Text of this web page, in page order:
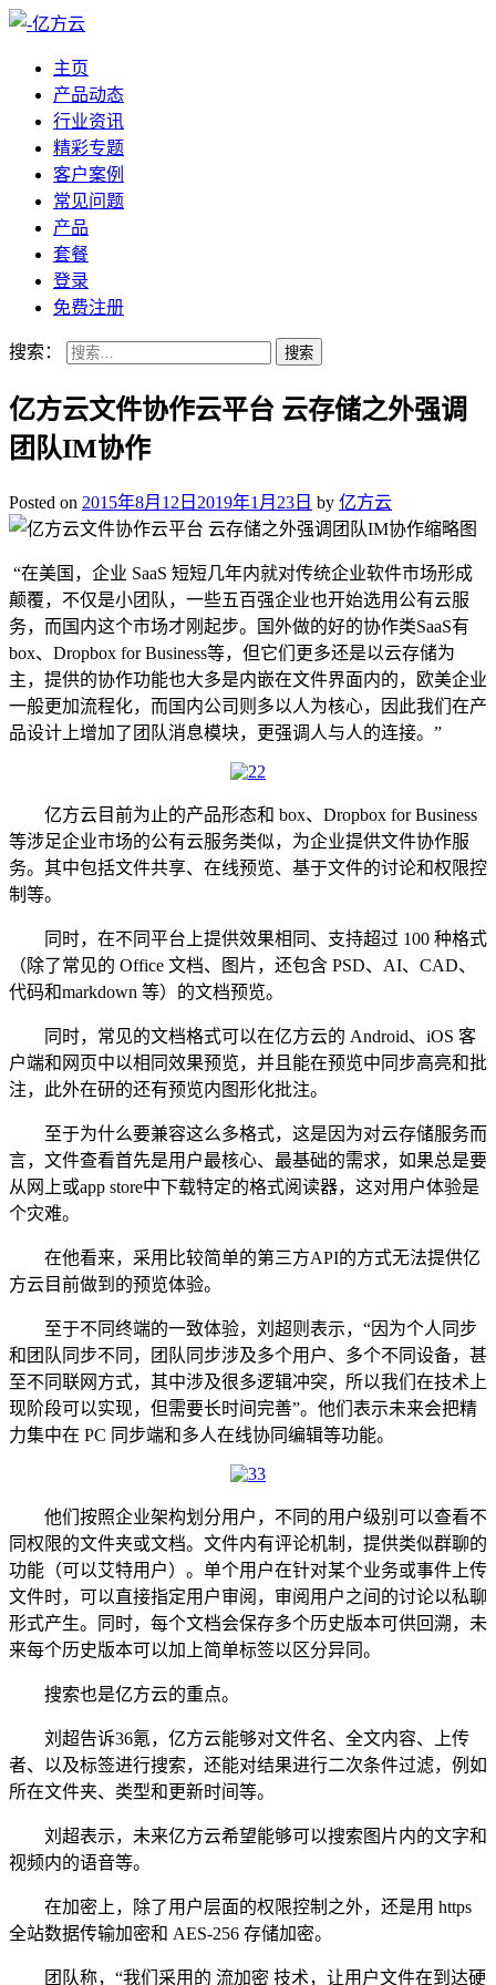
主页
产品动态
行业资讯
精彩专题
客户案例
常见问题
产品
套餐
登录
免费注册
搜索：
亿方云文件协作云平台 云存储之外强调
团队IM协作
Posted on 2015年8月12日 2019年1月23日 by 亿方云
“在美国，企业 SaaS 短短几年内就对传统企业软件市场形成
颠覆，不仅是小团队，一些五百强企业也开始选用公有云服
务，而国内这个市场才刚起步。国外做的好的协作类SaaS有
box、Dropbox for Business等，但它们更多还是以云存储为
主，提供的协作功能也大多是内嵌在文件界面内的，欧美企业
一般更加流程化，而国内公司则多以人为核心，因此我们在产
品设计上增加了团队消息模块，更强调人与人的连接。”
亿方云目前为止的产品形态和 box、Dropbox for Business
等涉足企业市场的公有云服务类似，为企业提供文件协作服
务。其中包括文件共享、在线预览、基于文件的讨论和权限控
制等。
同时，在不同平台上提供效果相同、支持超过 100 种格式
（除了常见的 Office 文档、图片，还包含 PSD、AI、CAD、
代码和markdown 等）的文档预览。
同时，常见的文档格式可以在亿方云的 Android、iOS 客
户端和网页中以相同效果预览，并且能在预览中同步高亮和批
注，此外在研的还有预览内图形化批注。
至于为什么要兼容这么多格式，这是因为对云存储服务而
言，文件查看首先是用户最核心、最基础的需求，如果总是要
从网上或app store中下载特定的格式阅读器，这对用户体验是
个灾难。
在他看来，采用比较简单的第三方API的方式无法提供亿
方云目前做到的预览体验。
至于不同终端的一致体验，刘超则表示，“因为个人同步
和团队同步不同，团队同步涉及多个用户、多个不同设备，甚
至不同联网方式，其中涉及很多逻辑冲突，所以我们在技术上
现阶段可以实现，但需要长时间完善”。他们表示未来会把精
力集中在 PC 同步端和多人在线协同编辑等功能。
他们按照企业架构划分用户，不同的用户级别可以查看不
同权限的文件夹或文档。文件内有评论机制，提供类似群聊的
功能（可以艾特用户）。单个用户在针对某个业务或事件上传
文件时，可以直接指定用户审阅，审阅用户之间的讨论以私聊
形式产生。同时，每个文档会保存多个历史版本可供回溯，未
来每个历史版本可以加上简单标签以区分异同。
搜索也是亿方云的重点。
刘超告诉36氪，亿方云能够对文件名、全文内容、上传
者、以及标签进行搜索，还能对结果进行二次条件过滤，例如
所在文件夹、类型和更新时间等。
刘超表示，未来亿方云希望能够可以搜索图片内的文字和
视频内的语音等。
在加密上，除了用户层面的权限控制之外，还是用 https
全站数据传输加密和 AES-256 存储加密。
团队称，“我们采用的 流加密 技术，让用户文件在到达硬